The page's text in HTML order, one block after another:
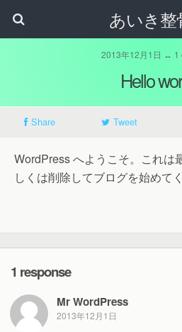
あいき整
2013年12月1日 ↔ 1
Hello
Share Tweet
WordPress へようこそ。これは
しくは削除してブログを始めて
1 response
Mr WordPress
2013年12月1日